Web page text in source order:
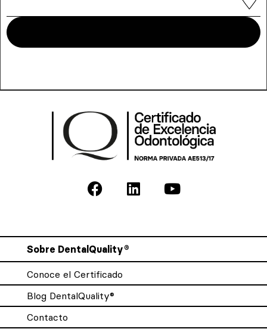
Sobre DentalQuality®
Conoce el Certificado
Blog DentalQuality®
Contacto